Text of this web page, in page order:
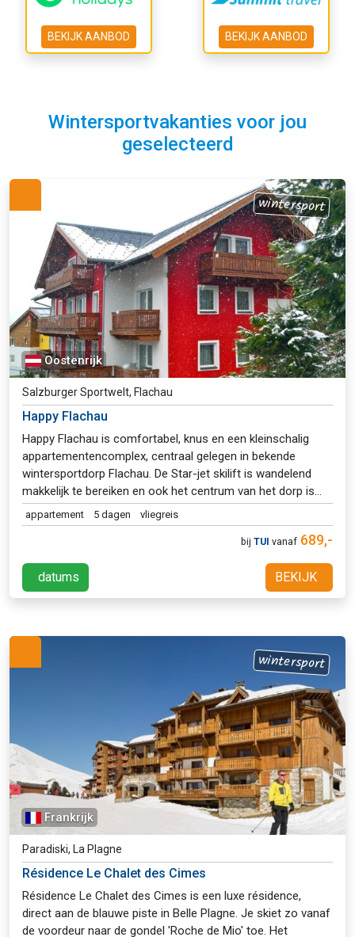
BEKIJK AANBOD BEKIJK AANBOD
Wintersportvakanties voor jou
geselecteerd
wintersport
Oostenrijk
Salzburger Sportwelt, Flachau
Happy Flachau
Happy Flachau is comfortabel, knus en een kleinschalig
appartementencomplex, centraal gelegen in bekende
wintersportdorp Flachau. De Star-jet skilift is wandelend
makkelijk te bereiken en ook het centrum van het dorp is
vanaf je appartement dichtbij. Flachau heeft meerdere
goede restaurants, maar ook de supermarkt is dichtbij. Een
leuke afwisseling is een ritje met de rodelbahn de Lucky
Flitzer, plezier voor jong en oud.
appartement 5 dagen vliegreis
bij TUI vanaf 689,-
datums BEKIJK
wintersport
Frankrijk
Paradiski, La Plagne
Résidence Le Chalet des Cimes
Résidence Le Chalet des Cimes is een luxe résidence,
direct aan de blauwe piste in Belle Plagne. Je skiet zo vanaf
de voordeur naar de gondel 'Roche de Mio' toe. Het